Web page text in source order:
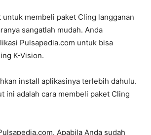
membeli paket Cling langganan
sangatlah mudah. Anda
Pulsapedia.com untuk bisa
K-Vision.
install aplikasinya terlebih dahulu.
ini adalah cara membeli paket Cling
Apabila Anda sudah